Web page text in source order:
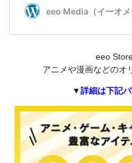
eeo
アニメや漫画などのオ
▼詳細は下記